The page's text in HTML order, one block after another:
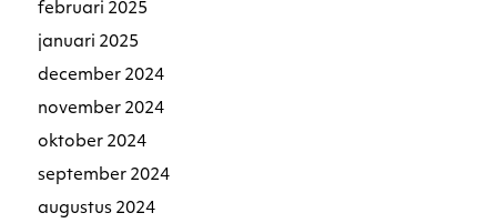
februari 2025
januari 2025
december 2024
november 2024
oktober 2024
september 2024
augustus 2024